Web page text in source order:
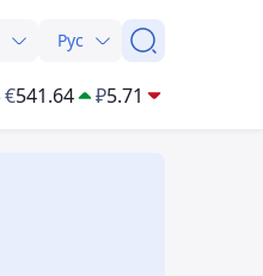
Рус
€541.64 ₽5.71